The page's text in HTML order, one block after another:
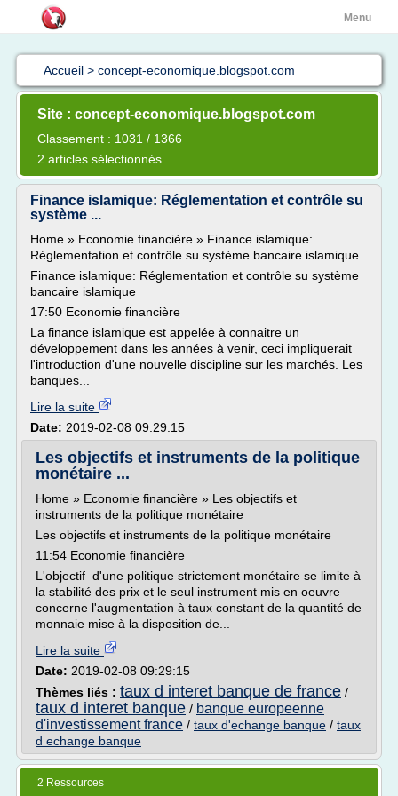
Menu
Accueil > concept-economique.blogspot.com
Site : concept-economique.blogspot.com
Classement : 1031 / 1366
2 articles sélectionnés
Finance islamique: Réglementation et contrôle su
système ...
Home » Economie financière » Finance islamique:
Réglementation et contrôle su système bancaire islamique
Finance islamique: Réglementation et contrôle su système
bancaire islamique
17:50 Economie financière
La finance islamique est appelée à connaitre un
développement dans les années à venir, ceci impliquerait
l'introduction d'une nouvelle discipline sur les marchés. Les
banques...
Lire la suite
Date: 2019-02-08 09:29:15
Les objectifs et instruments de la politique
monétaire ...
Home » Economie financière » Les objectifs et
instruments de la politique monétaire
Les objectifs et instruments de la politique monétaire
11:54 Economie financière
L'objectif d'une politique strictement monétaire se limite à
la stabilité des prix et le seul instrument mis en oeuvre
concerne l'augmentation à taux constant de la quantité de
monnaie mise à la disposition de...
Lire la suite
Date: 2019-02-08 09:29:15
Thèmes liés : taux d interet banque de france /
taux d interet banque / banque europeenne
d'investissement france / taux d'echange banque / taux
d echange banque
2 Ressources